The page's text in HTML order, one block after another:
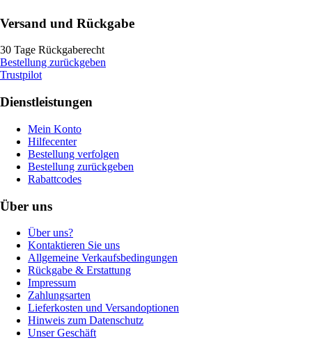
Versand und Rückgabe
30 Tage Rückgaberecht
Bestellung zurückgeben
Trustpilot
Dienstleistungen
Mein Konto
Hilfecenter
Bestellung verfolgen
Bestellung zurückgeben
Rabattcodes
Über uns
Über uns?
Kontaktieren Sie uns
Allgemeine Verkaufsbedingungen
Rückgabe & Erstattung
Impressum
Zahlungsarten
Lieferkosten und Versandoptionen
Hinweis zum Datenschutz
Unser Geschäft